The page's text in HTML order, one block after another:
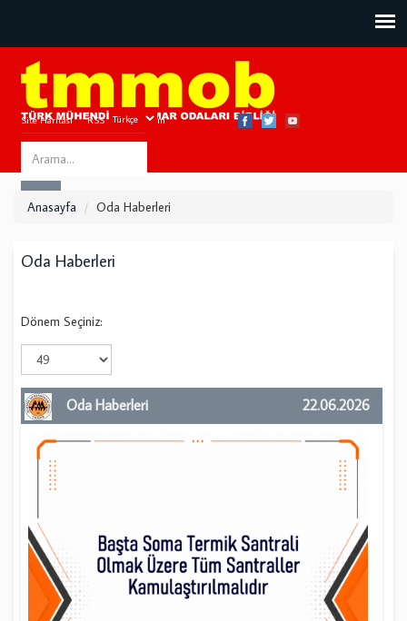
Site Haritası RSS Bize Ulaşın
Search
this
Anasayfa Oda Haberleri
Oda Haberleri
Dönem Seçiniz:
Oda Haberleri 22.06.2026